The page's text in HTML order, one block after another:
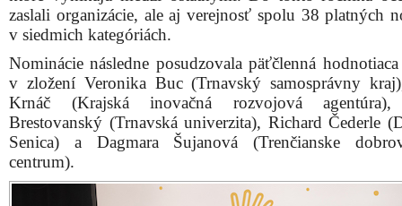
Spoločná fotografia ocenených laureátov